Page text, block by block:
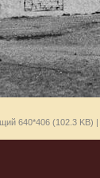
640*406 (102.3 KB) |